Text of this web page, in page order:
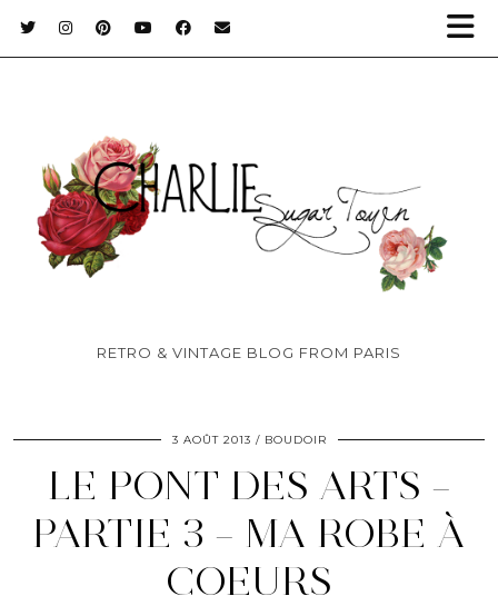
RETRO & VINTAGE BLOG FROM PARIS
3 AOÛT 2013 BOUDOIR
LE PONT DES ARTS –
PARTIE 3 – MA ROBE À
COEURS